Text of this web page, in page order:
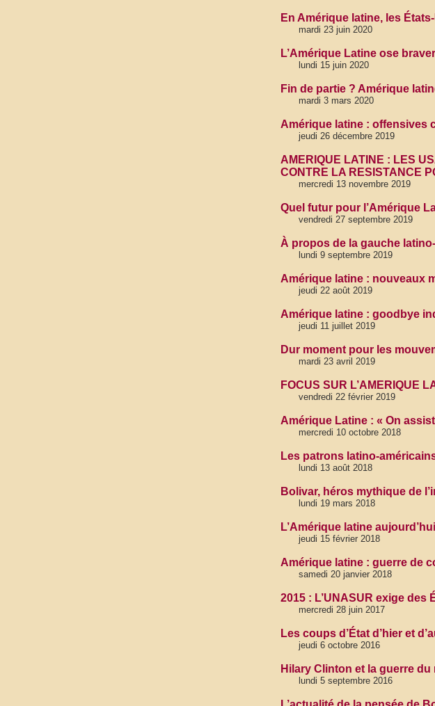
En Amérique latine, les
mardi 23 juin 2020
L’Amérique Latine ose
lundi 15 juin 2020
Fin de partie ? Amérique
mardi 3 mars 2020
Amérique latine : offensives
jeudi 26 décembre 2019
AMERIQUE LATINE : LES
CONTRE LA RESISTANCE
mercredi 13 novembre 2019
Quel futur pour l’Amérique
vendredi 27 septembre 2019
À propos de la gauche
lundi 9 septembre 2019
Amérique latine : nouveaux
jeudi 22 août 2019
Amérique latine : goodbye
jeudi 11 juillet 2019
Dur moment pour les
mardi 23 avril 2019
FOCUS SUR L’AMERIQUE
vendredi 22 février 2019
Amérique Latine : « On
mercredi 10 octobre 2018
Les patrons latino-
lundi 13 août 2018
Bolivar, héros mythique de
lundi 19 mars 2018
L’Amérique latine
jeudi 15 février 2018
Amérique latine : guerre de
samedi 20 janvier 2018
2015 : L’UNASUR exige
mercredi 28 juin 2017
Les coups d’État d’hier et
jeudi 6 octobre 2016
Hilary Clinton et la guerre
lundi 5 septembre 2016